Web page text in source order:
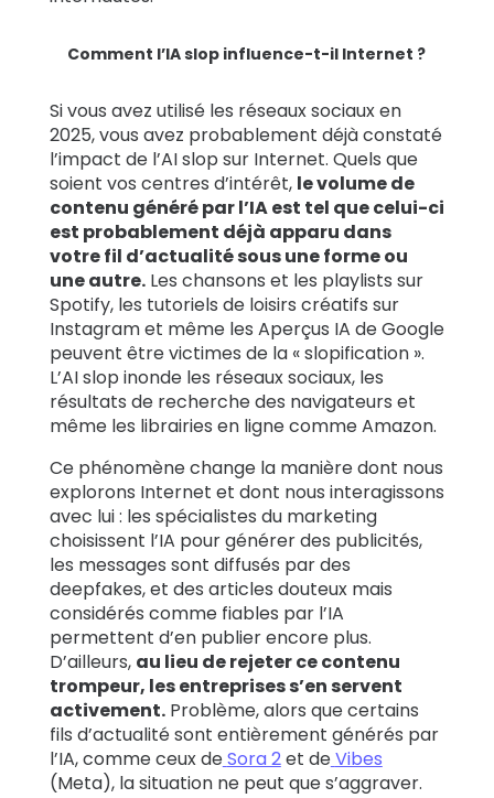
Comment l’IA slop influence-t-il Internet ?
Si vous avez utilisé les réseaux sociaux en
2025, vous avez probablement déjà constaté
l’impact de l’AI slop sur Internet. Quels que
soient vos centres d’intérêt, le volume de
contenu généré par l’IA est tel que celui-ci
est probablement déjà apparu dans
votre fil d’actualité sous une forme ou
une autre.Les chansons et les playlists sur
Spotify, les tutoriels de loisirs créatifs sur
Instagram et même les Aperçus IA de Google
peuvent être victimes de la « slopification ».
L’AI slop inonde les réseaux sociaux, les
résultats de recherche des navigateurs et
même les librairies en ligne comme Amazon.
Ce phénomène change la manière dont nous
explorons Internet et dont nous interagissons
avec lui : les spécialistes du marketing
choisissent l’IA pour générer des publicités,
les messages sont diffusés par des
deepfakes, et des articles douteux mais
considérés comme fiables par l’IA
permettent d’en publier encore plus.
D’ailleurs, au lieu de rejeter ce contenu
trompeur, les entreprises s’en servent
activement.Problème, alors que certains
fils d’actualité sont entièrement générés par
l’IA, comme ceux deSora 2et deVibes
(Meta), la situation ne peut que s’aggraver.